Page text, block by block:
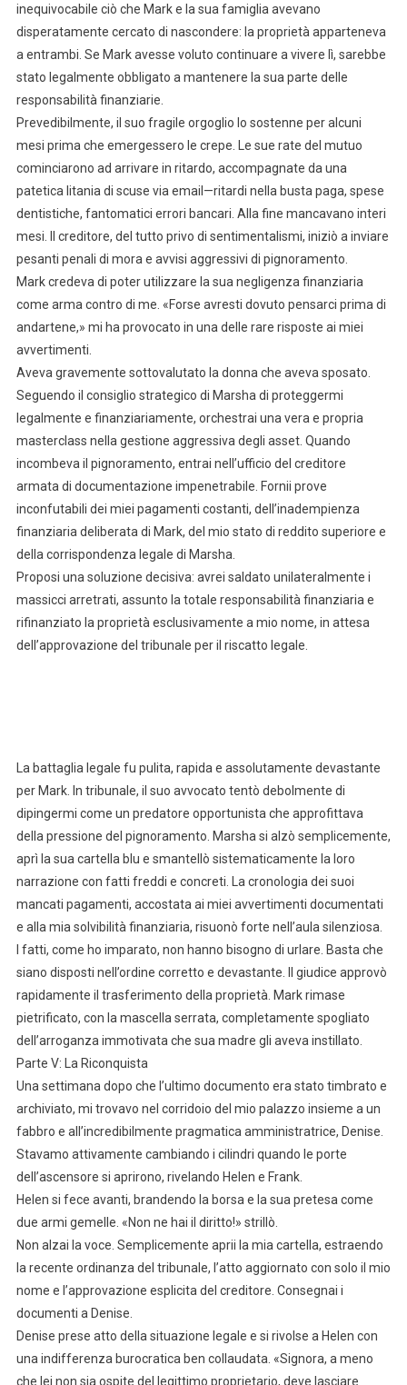
inequivocabile ciò che Mark e la sua famiglia avevano
disperatamente cercato di nascondere: la proprietà apparteneva
a entrambi. Se Mark avesse voluto continuare a vivere lì, sarebbe
stato legalmente obbligato a mantenere la sua parte delle
responsabilità finanziarie.
Prevedibilmente, il suo fragile orgoglio lo sostenne per alcuni
mesi prima che emergessero le crepe. Le sue rate del mutuo
cominciarono ad arrivare in ritardo, accompagnate da una
patetica litania di scuse via email—ritardi nella busta paga, spese
dentistiche, fantomatici errori bancari. Alla fine mancavano interi
mesi. Il creditore, del tutto privo di sentimentalismi, iniziò a inviare
pesanti penali di mora e avvisi aggressivi di pignoramento.
Mark credeva di poter utilizzare la sua negligenza finanziaria
come arma contro di me. «Forse avresti dovuto pensarci prima di
andartene,» mi ha provocato in una delle rare risposte ai miei
avvertimenti.
Aveva gravemente sottovalutato la donna che aveva sposato.
Seguendo il consiglio strategico di Marsha di proteggermi
legalmente e finanziariamente, orchestrai una vera e propria
masterclass nella gestione aggressiva degli asset. Quando
incombeva il pignoramento, entrai nell’ufficio del creditore
armata di documentazione impenetrabile. Fornii prove
inconfutabili dei miei pagamenti costanti, dell’inadempienza
finanziaria deliberata di Mark, del mio stato di reddito superiore e
della corrispondenza legale di Marsha.
Proposi una soluzione decisiva: avrei saldato unilateralmente i
massicci arretrati, assunto la totale responsabilità finanziaria e
rifinanziato la proprietà esclusivamente a mio nome, in attesa
dell’approvazione del tribunale per il riscatto legale.
La battaglia legale fu pulita, rapida e assolutamente devastante
per Mark. In tribunale, il suo avvocato tentò debolmente di
dipingermi come un predatore opportunista che approfittava
della pressione del pignoramento. Marsha si alzò semplicemente,
aprì la sua cartella blu e smantellò sistematicamente la loro
narrazione con fatti freddi e concreti. La cronologia dei suoi
mancati pagamenti, accostata ai miei avvertimenti documentati
e alla mia solvibilità finanziaria, risuonò forte nell’aula silenziosa.
I fatti, come ho imparato, non hanno bisogno di urlare. Basta che
siano disposti nell’ordine corretto e devastante. Il giudice approvò
rapidamente il trasferimento della proprietà. Mark rimase
pietrificato, con la mascella serrata, completamente spogliato
dell’arroganza immotivata che sua madre gli aveva instillato.
Parte V: La Riconquista
Una settimana dopo che l’ultimo documento era stato timbrato e
archiviato, mi trovavo nel corridoio del mio palazzo insieme a un
fabbro e all’incredibilmente pragmatica amministratrice, Denise.
Stavamo attivamente cambiando i cilindri quando le porte
dell’ascensore si aprirono, rivelando Helen e Frank.
Helen si fece avanti, brandendo la borsa e la sua pretesa come
due armi gemelle. «Non ne hai il diritto!» strillò.
Non alzai la voce. Semplicemente aprii la mia cartella, estraendo
la recente ordinanza del tribunale, l’atto aggiornato con solo il mio
nome e l’approvazione esplicita del creditore. Consegnai i
documenti a Denise.
Denise prese atto della situazione legale e si rivolse a Helen con
una indifferenza burocratica ben collaudata. «Signora, a meno
che lei non sia ospite del legittimo proprietario, deve lasciare